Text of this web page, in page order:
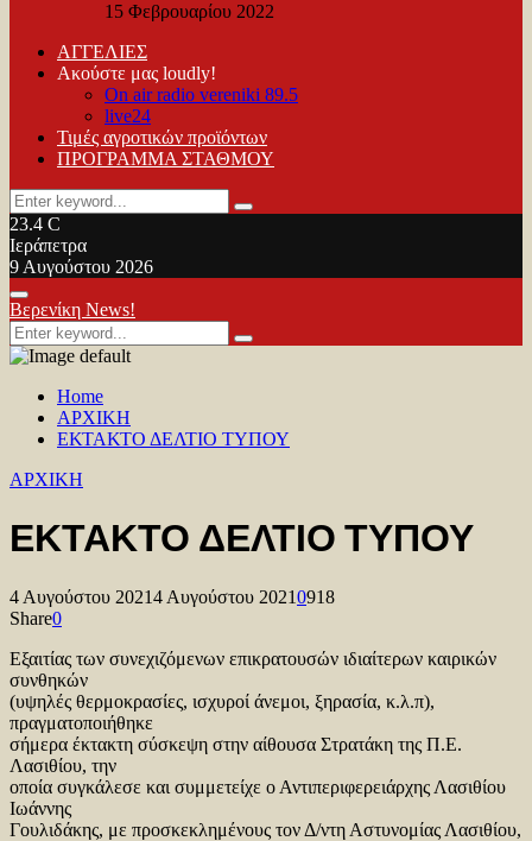
15 Φεβρουαρίου 2022
ΑΓΓΕΛΙΕΣ
Ακούστε μας loudly!
On air radio vereniki 89.5
live24
Τιμές αγροτικών προϊόντων
ΠΡΟΓΡΑΜΜΑ ΣΤΑΘΜΟΥ
Search
for:
Search
23.4 C
Ιεράπετρα
9 Αυγούστου 2026
Facebook
Twitter
Youtube
Primary
Menu
Βερενίκη News!
Search
for:
Search
Home
ΑΡΧΙΚΗ
ΕΚΤΑΚΤΟ ΔΕΛΤΙΟ ΤΥΠΟΥ
ΑΡΧΙΚΗ
ΕΚΤΑΚΤΟ ΔΕΛΤΙΟ ΤΥΠΟΥ
4 Αυγούστου 20214 Αυγούστου 20210918
Share0
Εξαιτίας των συνεχιζόμενων επικρατουσών ιδιαίτερων καιρικών
συνθηκών
(υψηλές θερμοκρασίες, ισχυροί άνεμοι, ξηρασία, κ.λ.π),
πραγματοποιήθηκε
σήμερα έκτακτη σύσκεψη στην αίθουσα Στρατάκη της Π.Ε.
Λασιθίου, την
οποία συγκάλεσε και συμμετείχε ο Αντιπεριφερειάρχης Λασιθίου
Ιωάννης
Γουλιδάκης, με προσκεκλημένους τον Δ/ντη Αστυνομίας Λασιθίου,